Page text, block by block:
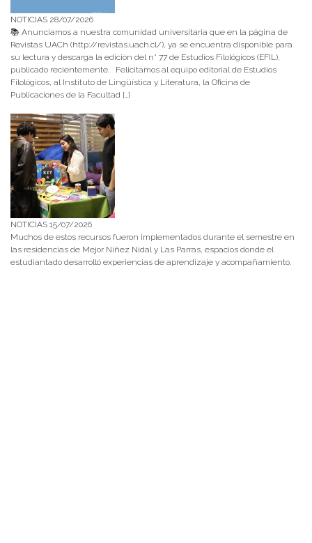
NOTICIAS 28/07/2026
📚 Anunciamos a nuestra comunidad universitaria que en la página de
Revistas UACh (http://revistas.uach.cl/), ya se encuentra disponible para
su lectura y descarga la edición del n° 77 de Estudios Filológicos (EFIL),
publicado recientemente. Felicitamos al equipo editorial de Estudios
Filológicos, al Instituto de Lingüística y Literatura, la Oficina de
Publicaciones de la Facultad […]
NOTICIAS 15/07/2026
Muchos de estos recursos fueron implementados durante el semestre en
las residencias de Mejor Niñez Nidal y Las Parras, espacios donde el
estudiantado desarrolló experiencias de aprendizaje y acompañamiento.